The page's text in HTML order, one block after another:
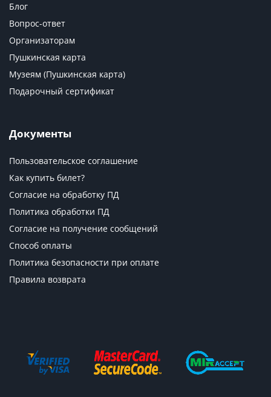
Блог
Вопрос-ответ
Организаторам
Пушкинская карта
Музеям (Пушкинская карта)
Подарочный сертификат
Документы
Пользовательское соглашение
Как купить билет?
Согласие на обработку ПД
Политика обработки ПД
Согласие на получение сообщений
Способ оплаты
Политика безопасности при оплате
Правила возврата